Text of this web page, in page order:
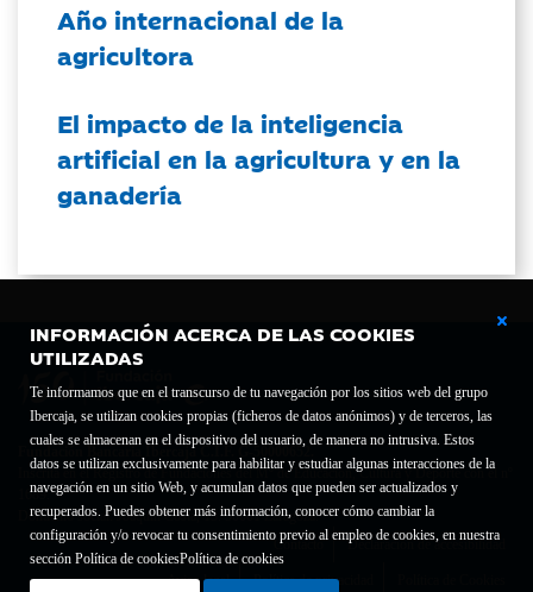
INFORMACIÓN ACERCA DE LAS COOKIES
UTILIZADAS
Te informamos que en el transcurso de tu navegación por los sitios web del grupo
Ibercaja, se utilizan cookies propias (ficheros de datos anónimos) y de terceros, las
cuales se almacenan en el dispositivo del usuario, de manera no intrusiva. Estos
datos se utilizan exclusivamente para habilitar y estudiar algunas interacciones de la
navegación en un sitio Web, y acumulan datos que pueden ser actualizados y
recuperados. Puedes obtener más información, conocer cómo cambiar la
configuración y/o revocar tu consentimiento previo al empleo de cookies, en nuestra
sección Política de cookiesPolítica de cookies
Año internacional de la
agricultora
El impacto de la inteligencia
artificial en la agricultura y en la
ganadería
Fundación Bancaria Ibercaja C.I.F. G-50000652.
Inscrita en el Registro de Fundaciones del Mº de Educación, Cultura y Deporte con el nº
1689.
Domicilio social: Joaquín Costa, 13. 50001 Zaragoza.
Contacto
Declaración de accesibilidad
Aviso legal Política de privacidad